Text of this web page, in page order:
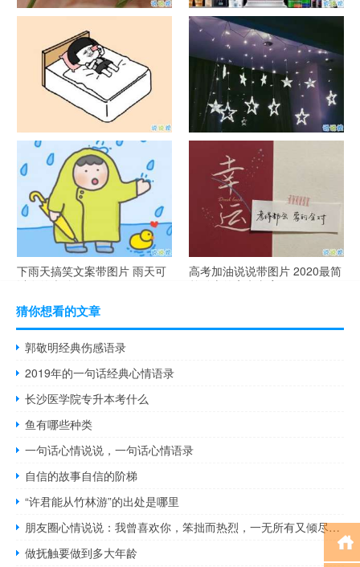
官宣恋爱的说说配图 官宣句子
抖音摆地摊文案 摆地摊的搞笑
说说带图片
谐音梗土味情话大全带图片 油
腻搞笑的土味情话
很酷的霸气句子带图片 最新霸
气说说高冷范
下雨天搞笑文案带图片 雨天可
以发的幽默句子
高考加油说说带图片 2020最简
单励志的高考文案
猜你想看的文章
郭敬明经典伤感语录
2019年的一句话经典心情语录
长沙医学院专升本考什么
鱼有哪些种类
一句话心情说说，一句话心情语录
自信的故事自信的阶梯
“许君能从竹林游”的出处是哪里
朋友圈心情说说：我曾喜欢你，笨拙而热烈，一无所有又倾尽所有
做抚触要做到多大年龄